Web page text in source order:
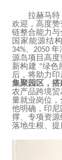
拉赫马特
欢迎，高度
链整合能力
国家能源结
34% 2050年
源岛项目高度
新构建 “绿色
后，将助力
集聚园区，
农产品跨境
量就业岗位，
他明确，印
撑、专项资
落地生根、提